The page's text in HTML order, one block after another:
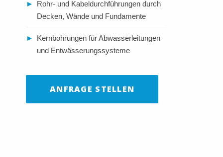
►
Rohr- und Kabeldurchführungen durch
Decken, Wände und Fundamente
►
Kernbohrungen für Abwasserleitungen
und Entwässerungssysteme
ANFRAGE STELLEN